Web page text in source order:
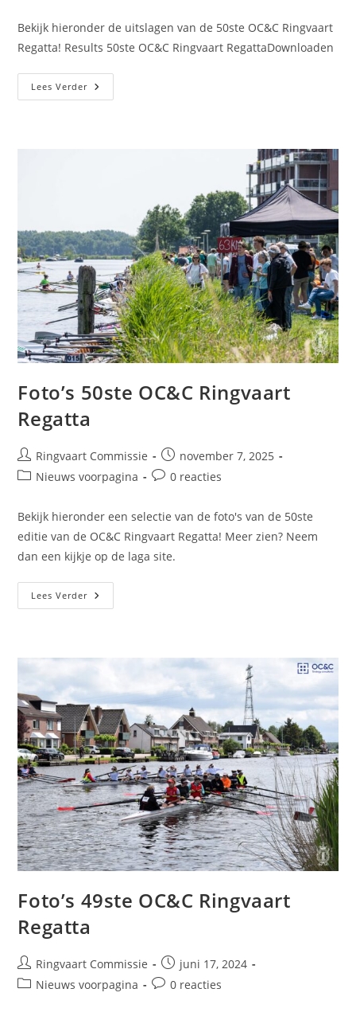
Bekijk hieronder de uitslagen van de 50ste OC&C Ringvaart
Regatta! Results 50ste OC&C Ringvaart RegattaDownloaden
Lees Verder
Foto’s 50ste OC&C Ringvaart
Regatta
Ringvaart Commissie
november 7, 2025
Nieuws voorpagina
0 reacties
Bekijk hieronder een selectie van de foto's van de 50ste
editie van de OC&C Ringvaart Regatta! Meer zien? Neem
dan een kijkje op de laga site.
Lees Verder
Foto’s 49ste OC&C Ringvaart
Regatta
Ringvaart Commissie
juni 17, 2024
Nieuws voorpagina
0 reacties